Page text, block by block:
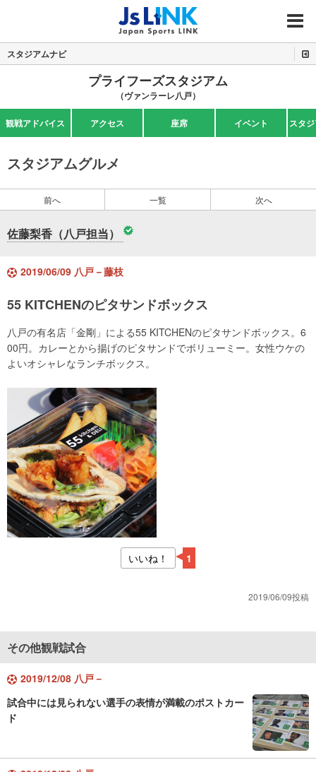
MENU
スタジアムナビ
プライフーズスタジアム
（ヴァンラーレ八戸）
観戦アドバイス アクセス 座席 イベント スタ
スタジアムグルメ
前へ 一覧 次へ
佐藤梨香（八戸担当）
2019/06/09 八戸－藤枝
55 KITCHENのピタサンドボックス
八戸の有名店「金剛」による55 KITCHENのピタサンドボックス。6
00円。カレーとから揚げのピタサンドでボリューミー。女性ウケの
よいオシャレなランチボックス。
いいね！ 1
2019/06/09投稿
その他観戦試合
2019/12/08 八戸－
試合中には見られない選手の表情が満載のポストカー
ド